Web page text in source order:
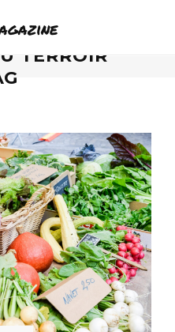
TERROIR